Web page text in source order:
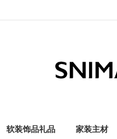
软装饰品礼品 家装主材